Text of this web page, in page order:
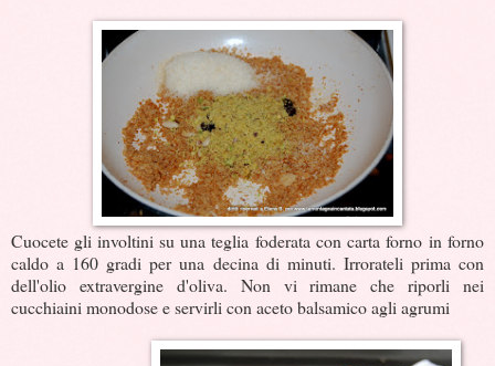
Cuocete gli involtini su una teglia foderata con carta forno in forno
caldo a 160 gradi per una decina di minuti. Irrorateli prima con
dell'olio extravergine d'oliva. Non vi rimane che riporli nei
cucchiaini monodose e servirli con aceto balsamico agli agrumi